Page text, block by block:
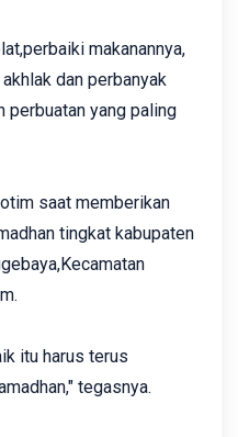
makanannya,
dan perbanyak
perbuatan yang paling
saat memberikan
tingkat kabupaten
itu harus terus
tegasnya.